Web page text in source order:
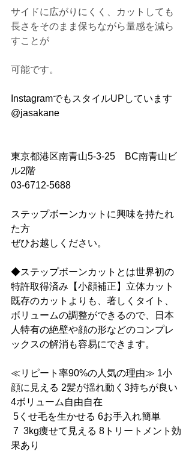
サイドに広がりにくく、カットしても
長さをそのまま保ちながら量感を減ら
すことが
可能です。
InstagramでもスタイルUPしています
@jasakane
東京都港区南青山5-3-25　BC南青山ビ
ル2階
03-6712-5688
ステップボーンカットに興味を持たれ
た方
ぜひお越しください。
◆ステップボーンカットとは世界初の
特許取得済み【小顔補正】立体カット
既存のカットよりも、著しくタイト、
ボリュームの調整ができるので、日本
人特有の絶壁や顔の形などのコンプレ
ックスの解消も容易にできます。
≪リピート率90%の人気の理由≫ 1小
顔に見える 2髪が揺れ動く3持ちが良い
4ボリューム自由自在
5くせ毛を生かせる 6お手入れ簡単
7  3kg痩せて見える 8トリートメント効
果あり